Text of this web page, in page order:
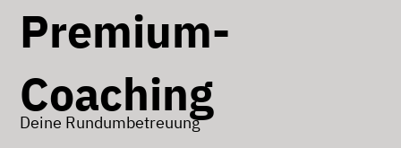
Premium-
Coaching
Deine Rundumbetreuung